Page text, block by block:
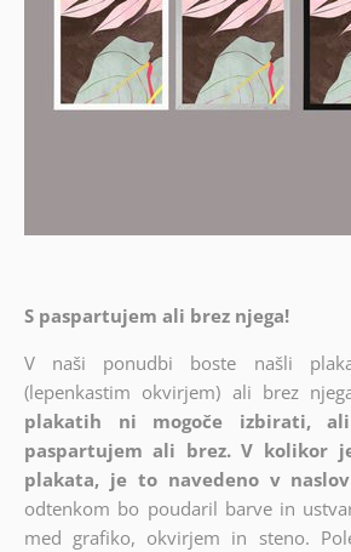
S paspartujem ali brez njega!
V naši ponudbi boste našli
(lepenkastim okvirjem) ali brez
plakatih ni mogoče izbirati,
paspartujem ali brez. V kolikor
plakata, je to navedeno v
odtenkom bo poudaril barve in
med grafiko, okvirjem in steno.